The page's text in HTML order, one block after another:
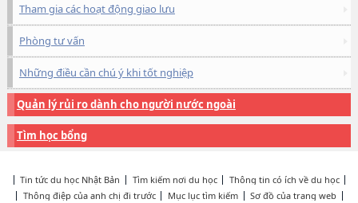
Tham gia các hoạt động giao lưu
Phòng tư vấn
Những điều cần chú ý khi tốt nghiệp
Quản lý rủi ro dành cho người nước ngoài
Tìm học bổng
Tin tức du học Nhật Bản Tìm kiếm nơi du học
Thông tin có ích về du học
Thông điệp của anh chị đi trước
Mục lục tìm kiếm
Sơ đồ của trang web